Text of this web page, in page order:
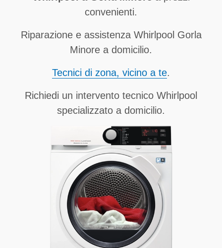
convenienti.
Riparazione e assistenza Whirlpool Gorla
Minore a domicilio.
Tecnici di zona, vicino a te.
Richiedi un intervento tecnico Whirlpool
specializzato a domicilio.